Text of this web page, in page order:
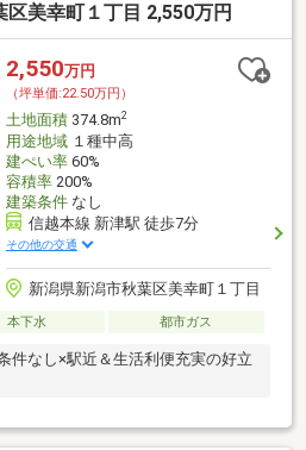
美幸町１丁目 2,550万円
2,550万円
（坪単価:22.50万円）
土地面積374.8m2
用途地域１種中高
建ぺい率60%
容積率200%
建築条件なし
信越本線 新津駅 徒歩7分
その他の交通
新潟県新潟市秋葉区美幸町１丁目
本下水 都市ガス
件なし×駅近＆生活利便充実の好立